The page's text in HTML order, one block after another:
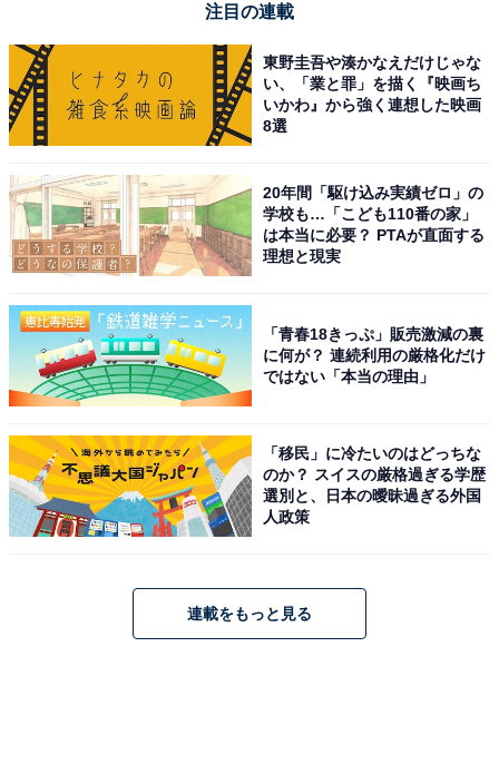
注目の連載
東野圭吾や湊かなえだけじゃな
い、「業と罪」を描く『映画ち
いかわ』から強く連想した映画
8選
20年間「駆け込み実績ゼロ」の
学校も…「こども110番の家」
は本当に必要？ PTAが直面する
理想と現実
「青春18きっぷ」販売激減の裏
に何が？ 連続利用の厳格化だけ
ではない「本当の理由」
「移民」に冷たいのはどっちな
のか？ スイスの厳格過ぎる学歴
選別と、日本の曖昧過ぎる外国
人政策
連載をもっと見る